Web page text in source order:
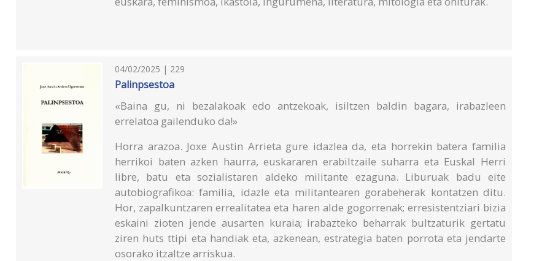
04/02/2025 | 229
Palinpsestoa
«Baina gu, ni bezalakoak edo antzekoak, isiltzen baldin bagara, irabazleen
errelatoa gailenduko da!»
Horra arazoa. Joxe Austin Arrieta gure idazlea da, eta horrekin batera familia
herrikoi baten azken haurra, euskararen erabiltzaile suharra eta Euskal Herri
libre, batu eta sozialistaren aldeko militante ezaguna. Liburuak badu eite
autobiografikoa: familia, idazle eta militantearen gorabeherak kontatzen ditu.
Hor, zapalkuntzaren errealitatea eta haren alde gogorrenak; erresistentziari bizia
eskaini zioten jende ausarten kuraia; irabazteko beharrak bultzaturik gertatu
ziren huts ttipi eta handiak eta, azkenean, estrategia baten porrota eta jendarte
osorako itzaltze arriskua.